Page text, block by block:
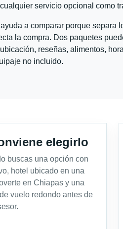
servicio opcional como
a comparar porque separa
la compra. Dos paquetes
reseñas, alimentos,
no incluido.
elegirlo
buscas una opción con
hotel ubicado en una
en Chiapas y una
vuelo redondo antes de